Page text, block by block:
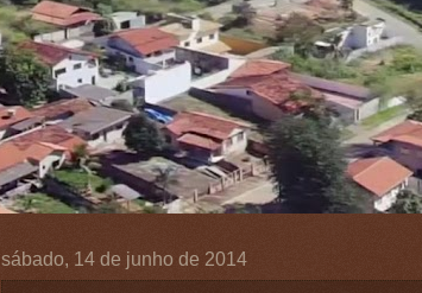
sábado, 14 de junho de 2014